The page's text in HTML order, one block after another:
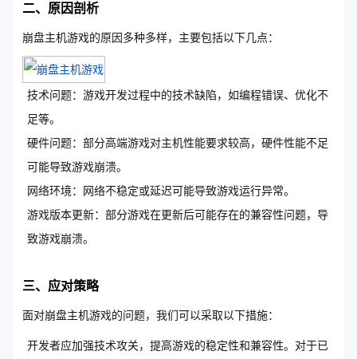
二、原因剖析
崩盘主机游戏的原因多种多样，主要包括以下几点：
技术问题：游戏开发过程中的技术缺陷，如编程错误、优化不
足等。
硬件问题：部分高端游戏对主机性能要求较高，硬件性能不足
可能导致游戏崩溃。
网络环境：网络不稳定或延迟可能导致游戏运行异常。
游戏版本更新：部分游戏在更新后可能存在的兼容性问题，导
致游戏崩溃。
三、应对策略
面对崩盘主机游戏的问题，我们可以采取以下措施：
开发者应加强技术攻关，提高游戏的稳定性和兼容性。对于已